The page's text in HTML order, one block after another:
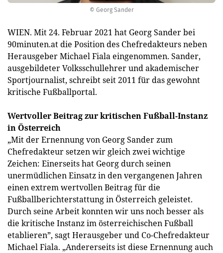
© Georg Sander
WIEN. Mit 24. Februar 2021 hat Georg Sander bei
90minuten.at die Position des Chefredakteurs neben
Herausgeber Michael Fiala eingenommen. Sander,
ausgebildeter Volksschullehrer und akademischer
Sportjournalist, schreibt seit 2011 für das gewohnt
kritische Fußballportal.
Wertvoller Beitrag zur kritischen Fußball-Instanz
in Österreich
„Mit der Ernennung von Georg Sander zum
Chefredakteur setzen wir gleich zwei wichtige
Zeichen: Einerseits hat Georg durch seinen
unermüdlichen Einsatz in den vergangenen Jahren
einen extrem wertvollen Beitrag für die
Fußballberichterstattung in Österreich geleistet.
Durch seine Arbeit konnten wir uns noch besser als
die kritische Instanz im österreichischen Fußball
etablieren”, sagt Herausgeber und Co-Chefredakteur
Michael Fiala. „Andererseits ist diese Ernennung auch